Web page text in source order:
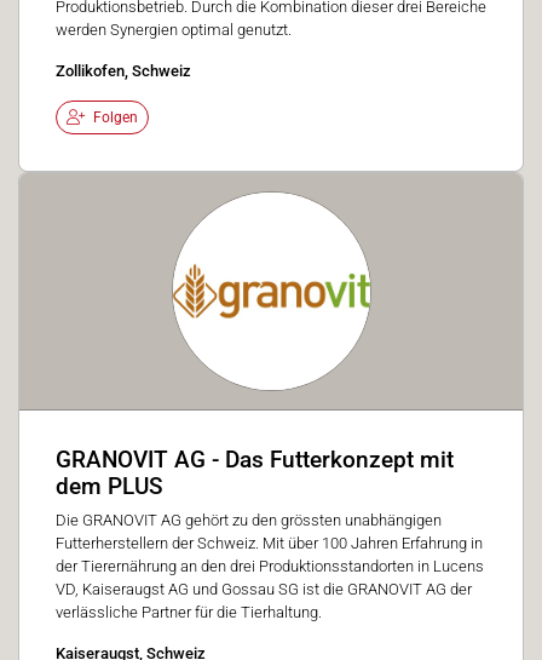
Produktionsbetrieb. Durch die Kombination dieser drei Bereiche
werden Synergien optimal genutzt.
Zollikofen, Schweiz
Folgen
GRANOVIT AG - Das Futterkonzept mit
dem PLUS
Die GRANOVIT AG gehört zu den grössten unabhängigen
Futterherstellern der Schweiz. Mit über 100 Jahren Erfahrung in
der Tierernährung an den drei Produktionsstandorten in Lucens
VD, Kaiseraugst AG und Gossau SG ist die GRANOVIT AG der
verlässliche Partner für die Tierhaltung.
Kaiseraugst, Schweiz